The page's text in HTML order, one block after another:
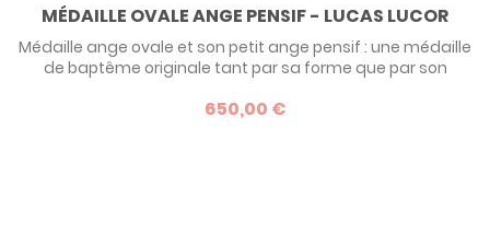
MÉDAILLE OVALE ANGE PENSIF - LUCAS LUCOR
Médaille ange ovale et son petit ange pensif : une médaille
de baptême originale tant par sa forme que par son
650,00 €